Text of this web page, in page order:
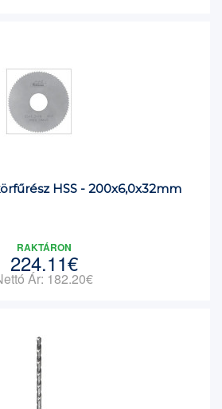
HSS - 200x6,0x32mm
RAKTÁRON
224.11€
Ár: 182.20€